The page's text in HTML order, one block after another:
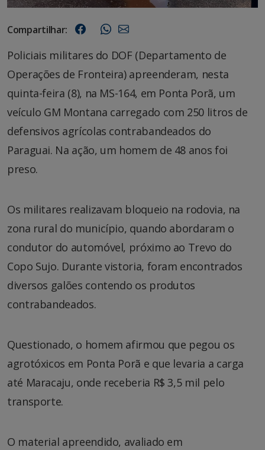
Compartilhar:
Policiais militares do DOF (Departamento de
Operações de Fronteira) apreenderam, nesta
quinta-feira (8), na MS-164, em Ponta Porã, um
veículo GM Montana carregado com 250 litros de
defensivos agrícolas contrabandeados do
Paraguai. Na ação, um homem de 48 anos foi
preso.
Os militares realizavam bloqueio na rodovia, na
zona rural do município, quando abordaram o
condutor do automóvel, próximo ao Trevo do
Copo Sujo. Durante vistoria, foram encontrados
diversos galões contendo os produtos
contrabandeados.
Questionado, o homem afirmou que pegou os
agrotóxicos em Ponta Porã e que levaria a carga
até Maracaju, onde receberia R$ 3,5 mil pelo
transporte.
O material apreendido, avaliado em